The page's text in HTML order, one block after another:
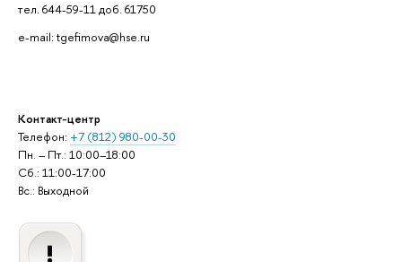
тел. 644-59-11 доб. 61750
e-mail: tgefimova@hse.ru
Контакт-центр
Телефон: +7 (812) 980-00-30
Пн. – Пт.: 10:00–18:00
Сб.: 11:00-17:00
Вс.: Выходной